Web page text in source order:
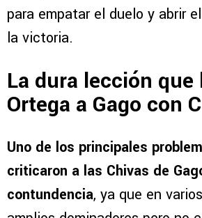
para empatar el duelo y abrir
la victoria.
La dura lección que
Ortega a Gago con
Uno de los principales
criticaron a las Chivas de
contundencia, ya que en